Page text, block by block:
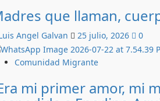
que llaman,
Angel Galvan 25 julio, 2026 0
Comunidad Migrante
mi primer amor, mi